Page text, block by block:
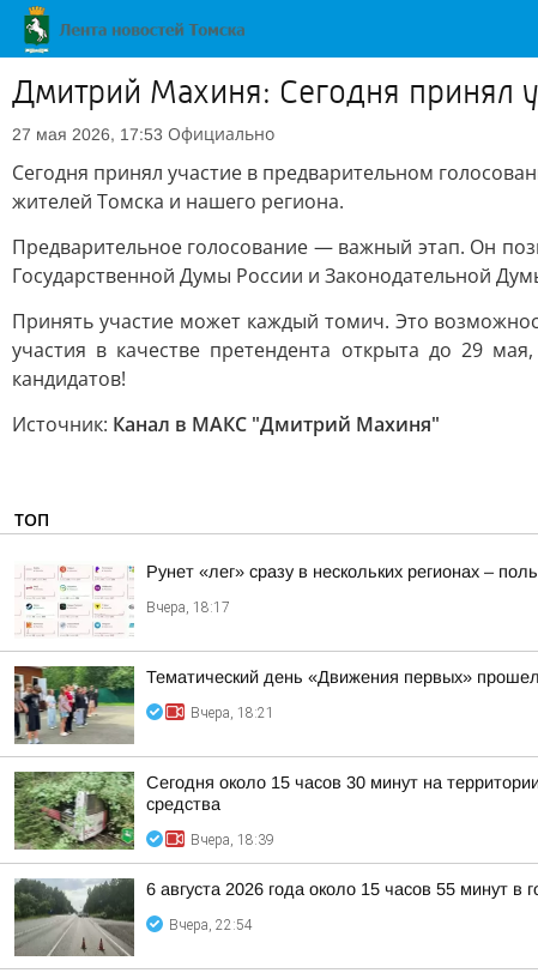
Дмитрий Махиня: Сегодня принял
27 мая 2026, 17:53 Официально
Сегодня принял участие в предварительном
жителей Томска и нашего региона.
Предварительное голосование — важный этап. Он
Государственной Думы России и Законодательной
Принять участие может каждый томич. Это
участия в качестве претендента открыта до 29
кандидатов!
Источник: Канал в МАКС "Дмитрий Махиня"
ТОП
Рунет «лег» сразу в нескольких регионах –
Вчера, 18:17
Тематический день «Движения первых»
Вчера, 18:21
Сегодня около 15 часов 30 минут на
средства
Вчера, 18:39
6 августа 2026 года около 15 часов 55 минут
Вчера, 22:54